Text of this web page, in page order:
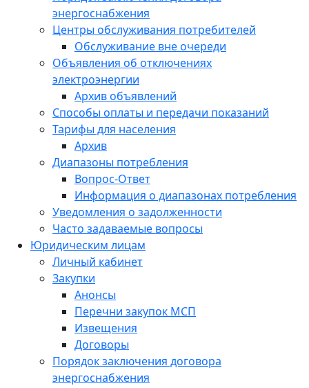
энергоснабжения
Центры обслуживания потребителей
Обслуживание вне очереди
Объявления об отключениях
электроэнергии
Архив объявлений
Способы оплаты и передачи показаний
Тарифы для населения
Архив
Диапазоны потребления
Вопрос-Ответ
Информация о диапазонах потребления
Уведомления о задолженности
Часто задаваемые вопросы
Юридическим лицам
Личный кабинет
Закупки
Анонсы
Перечни закупок МСП
Извещения
Договоры
Порядок заключения договора
энергоснабжения